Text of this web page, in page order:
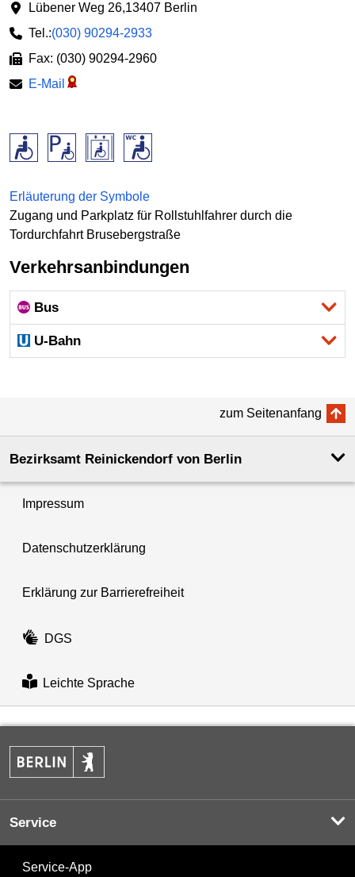
Lübener Weg 26,13407 Berlin
Tel.:(030) 90294-2933
Fax: (030) 90294-2960
E-Mail
Erläuterung der Symbole
Zugang und Parkplatz für Rollstuhlfahrer durch die
Tordurchfahrt Brusebergstraße
Verkehrsanbindungen
Bus
U-Bahn
zum Seitenanfang
Bezirksamt Reinickendorf von Berlin
Impressum
Datenschutzerklärung
Erklärung zur Barrierefreiheit
DGS
Leichte Sprache
Service
Service-App